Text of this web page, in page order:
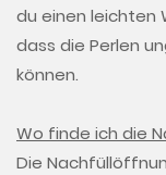
du einen leichten
dass die Perlen
können.
Wo finde ich die
Die